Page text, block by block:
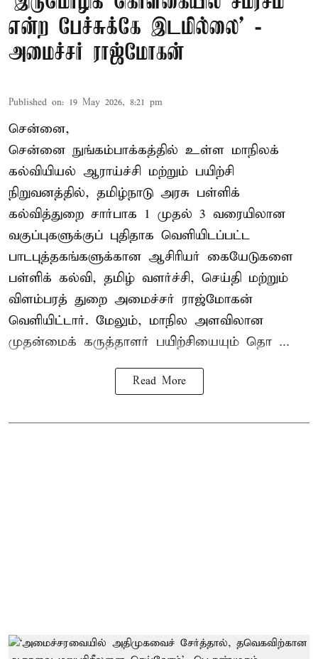
என்ற பேச்சுக்கே இடமில்லை’ -
அமைச்சர் ராஜ்மோகன்
Published on: 19 May 2026, 8:21 pm
சென்னை,
சென்னை நுங்கம்பாக்கத்தில் உள்ள மாநிலக்
கல்வியியல் ஆராய்ச்சி மற்றும் பயிற்சி
நிறுவனத்தில், தமிழ்நாடு அரசு பள்ளிக்
கல்வித்துறை சார்பாக 1 முதல் 3 வரையிலான
வகுப்புகளுக்குப் புதிதாக வெளியிடப்பட்ட
பாடபுத்தகங்களுக்கான ஆசிரியர் கையேடுகளை
பள்ளிக் கல்வி, தமிழ் வளர்ச்சி, செய்தி மற்றும்
விளம்பரத் துறை அமைச்சர் ராஜ்மோகன்
வெளியிட்டார். மேலும், மாநில அளவிலான
முதன்மைக் கருத்தாளர் பயிற்சியையும் தொ ...
Read More